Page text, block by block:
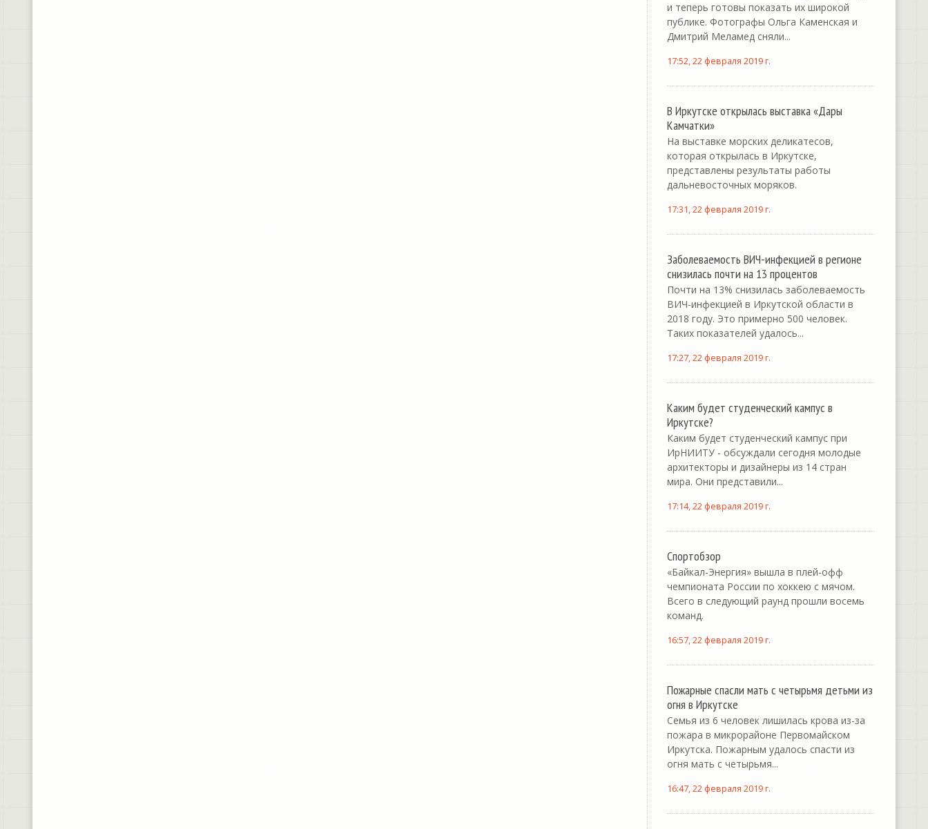
и теперь готовы показать их широкой
публике. Фотографы Ольга Каменская и
Дмитрий Меламед сняли...
17:52, 22 февраля 2019 г.
В Иркутске открылась выставка «Дары
Камчатки»
На выставке морских деликатесов,
которая открылась в Иркутске,
представлены результаты работы
дальневосточных моряков.
17:31, 22 февраля 2019 г.
Заболеваемость ВИЧ-инфекцией в регионе
снизилась почти на 13 процентов
Почти на 13% снизилась заболеваемость
ВИЧ-инфекцией в Иркутской области в
2018 году. Это примерно 500 человек.
Таких показателей удалось...
17:27, 22 февраля 2019 г.
Каким будет студенческий кампус в
Иркутске?
Каким будет студенческий кампус при
ИрНИИТУ - обсуждали сегодня молодые
архитекторы и дизайнеры из 14 стран
мира. Они представили...
17:14, 22 февраля 2019 г.
Спортобзор
«Байкал-Энергия» вышла в плей-офф
чемпионата России по хоккею с мячом.
Всего в следующий раунд прошли восемь
команд.
16:57, 22 февраля 2019 г.
Пожарные спасли мать с четырьмя детьми из
огня в Иркутске
Семья из 6 человек лишилась крова из-за
пожара в микрорайоне Первомайском
Иркутска. Пожарным удалось спасти из
огня мать с четырьмя...
16:47, 22 февраля 2019 г.